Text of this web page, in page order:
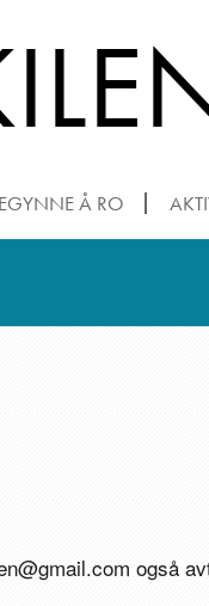
Å RO
også